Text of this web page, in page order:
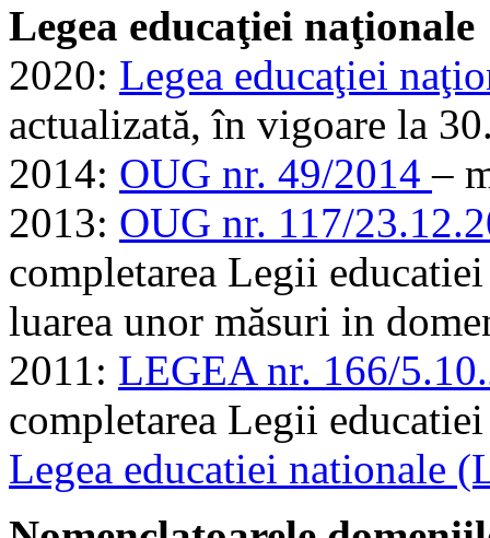
Legea educaţiei naţionale
2020: Legea educaţiei
actualizată, în vigoare la
2014: OUG nr. 49/2014–
2013: OUG nr. 117/
completarea Legii
luarea unor măsuri in
2011: LEGEA nr. 166/
completarea Legii
Legea educatiei nationale